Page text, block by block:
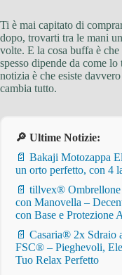
Ti è mai capitato di
dopo, trovarti tra le mani
volte. E la cosa buffa è
spesso dipende da come
notizia è che esiste
cambia tutto.
🔎 Ultime Notizie:
📄 Bakaji Motozappa
un orto perfetto, con 4
📄 tillvex®
con Manovella –
con Base e Protezione
📄 Casaria® 2x Sdraio
FSC® – Pieghevoli,
Tuo Relax Perfetto